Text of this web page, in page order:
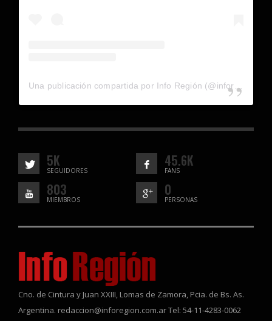
Una publicación compartida por Info Región (@inforegion_redes)
5K
SEGUIDORES
45.6K
FANS
803
MIEMBROS
0
PERSONAS
Cno. de Cintura y Juan XXIII, Lomas de Zamora, Pcia. de Bs. As.
Argentina. redaccion@inforegion.com.ar Tel: 54-11-4283-0062